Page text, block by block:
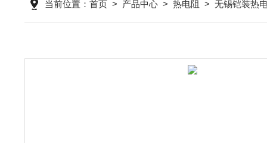
当前位置： 首页> 产品中心> 热电阻 > 无锡铠装热